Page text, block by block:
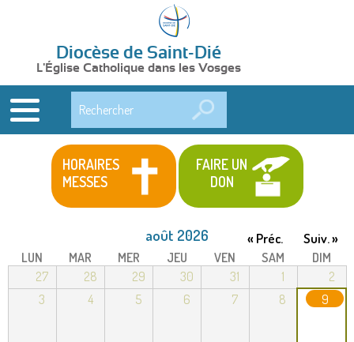
Diocèse de Saint-Dié
L'Église Catholique dans les Vosges
HORAIRES
MESSES
FAIRE UN
DON
août 2026 « Préc. Suiv. »
LUN MAR MER JEU VEN SAM
DIM
27
28 29 30 31 1
2
3
4 5 6 7 8 9